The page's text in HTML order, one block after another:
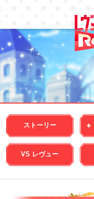
ストーリー
VS レヴュー